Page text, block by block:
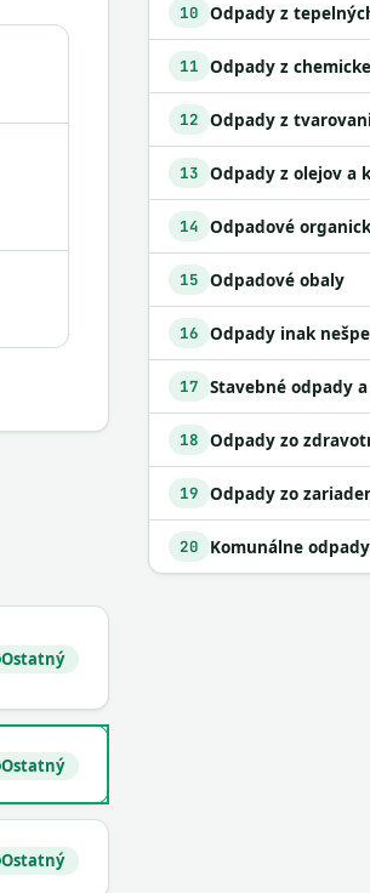
Ostatný
Ostatný
Ostatný
10 Odpady z
11
12 Odpady z
13
14
15 Odpadové obaly
16
17
18
19
20 Komunálne odpady